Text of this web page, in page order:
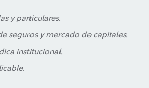
y particulares.
seguros y mercado de capitales.
institucional.